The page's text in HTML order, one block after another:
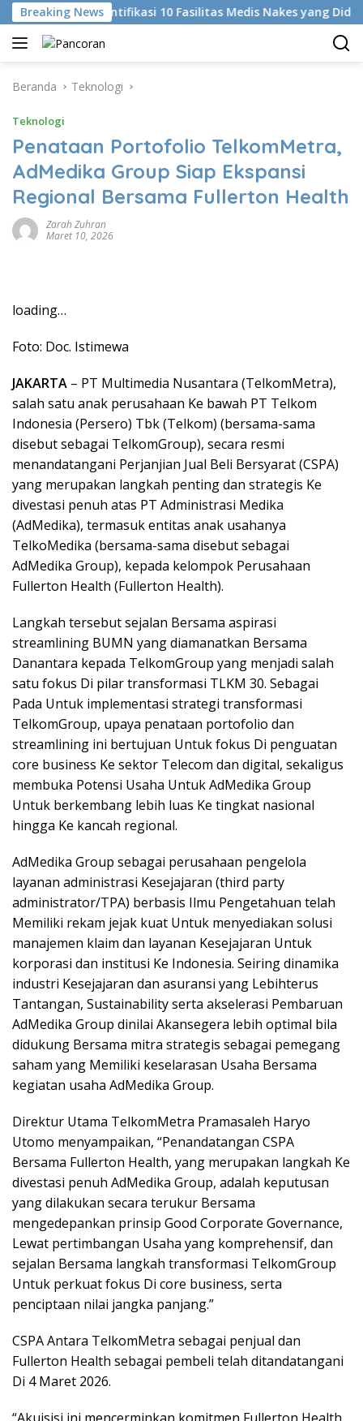
Langsung
ke
konten
Breaking News
KKI Identifikasi 10 Fasilitas Medis Nakes yang Diduga
Beranda Teknologi
Teknologi
Penataan Portofolio TelkomMetra,
AdMedika Group Siap Ekspansi
Regional Bersama Fullerton Health
Zarah Zuhran
Maret 10, 2026
loading…
Foto: Doc. Istimewa
JAKARTA – PT Multimedia Nusantara (TelkomMetra),
salah satu anak perusahaan Ke bawah PT Telkom
Indonesia (Persero) Tbk (Telkom) (bersama-sama
disebut sebagai TelkomGroup), secara resmi
menandatangani Perjanjian Jual Beli Bersyarat (CSPA)
yang merupakan langkah penting dan strategis Ke
divestasi penuh atas PT Administrasi Medika
(AdMedika), termasuk entitas anak usahanya
TelkoMedika (bersama-sama disebut sebagai
AdMedika Group), kepada kelompok Perusahaan
Fullerton Health (Fullerton Health).
Langkah tersebut sejalan Bersama aspirasi
streamlining BUMN yang diamanatkan Bersama
Danantara kepada TelkomGroup yang menjadi salah
satu fokus Di pilar transformasi TLKM 30. Sebagai
Pada Untuk implementasi strategi transformasi
TelkomGroup, upaya penataan portofolio dan
streamlining ini bertujuan Untuk fokus Di penguatan
core business Ke sektor Telecom dan digital, sekaligus
membuka Potensi Usaha Untuk AdMedika Group
Untuk berkembang lebih luas Ke tingkat nasional
hingga Ke kancah regional.
AdMedika Group sebagai perusahaan pengelola
layanan administrasi Kesejajaran (third party
administrator/TPA) berbasis Ilmu Pengetahuan telah
Memiliki rekam jejak kuat Untuk menyediakan solusi
manajemen klaim dan layanan Kesejajaran Untuk
korporasi dan institusi Ke Indonesia. Seiring dinamika
industri Kesejajaran dan asuransi yang Lebihterus
Tantangan, Sustainability serta akselerasi Pembaruan
AdMedika Group dinilai Akansegera lebih optimal bila
didukung Bersama mitra strategis sebagai pemegang
saham yang Memiliki keselarasan Usaha Bersama
kegiatan usaha AdMedika Group.
Direktur Utama TelkomMetra Pramasaleh Haryo
Utomo menyampaikan, “Penandatangan CSPA
Bersama Fullerton Health, yang merupakan langkah Ke
divestasi penuh AdMedika Group, adalah keputusan
yang dilakukan secara terukur Bersama
mengedepankan prinsip Good Corporate Governance,
Lewat pertimbangan Usaha yang komprehensif, dan
sejalan Bersama langkah transformasi TelkomGroup
Untuk perkuat fokus Di core business, serta
penciptaan nilai jangka panjang.”
CSPA Antara TelkomMetra sebagai penjual dan
Fullerton Health sebagai pembeli telah ditandatangani
Di 4 Maret 2026.